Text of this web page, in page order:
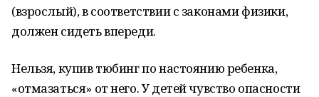
(взрослый), в соответствии с законами физики,
должен сидеть впереди.
Нельзя, купив тюбинг по настоянию ребенка,
«отмазаться» от него. У детей чувство опасности